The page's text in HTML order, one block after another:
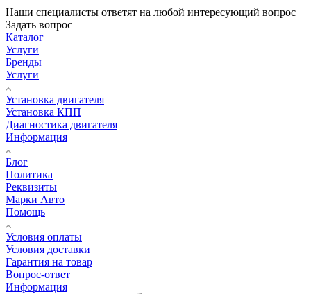
Наши специалисты ответят на любой интересующий вопрос
Задать вопрос
Каталог
Услуги
Бренды
Услуги
Установка двигателя
Установка КПП
Диагностика двигателя
Информация
Блог
Политика
Реквизиты
Марки Авто
Помощь
Условия оплаты
Условия доставки
Гарантия на товар
Вопрос-ответ
Информация